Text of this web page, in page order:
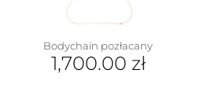
Bodychain pozłacany
1,700.00 zł